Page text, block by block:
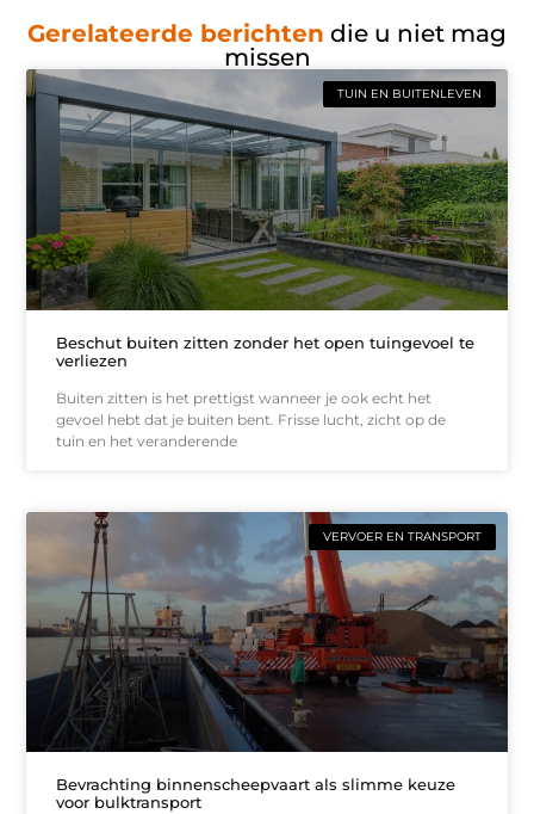
Gerelateerde berichten die u niet mag
missen
TUIN EN BUITENLEVEN
Beschut buiten zitten zonder het open tuingevoel te
verliezen
Buiten zitten is het prettigst wanneer je ook echt het
gevoel hebt dat je buiten bent. Frisse lucht, zicht op de
tuin en het veranderende
VERVOER EN TRANSPORT
Bevrachting binnenscheepvaart als slimme keuze
voor bulktransport